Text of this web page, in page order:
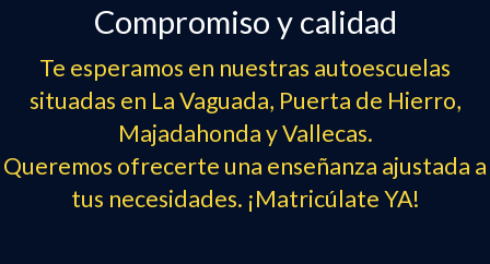
Compromiso y calidad
Te esperamos en nuestras autoescuelas
situadas en La Vaguada, Puerta de Hierro,
Majadahonda y Vallecas.
Queremos ofrecerte una enseñanza ajustada a
tus necesidades. ¡Matricúlate YA!